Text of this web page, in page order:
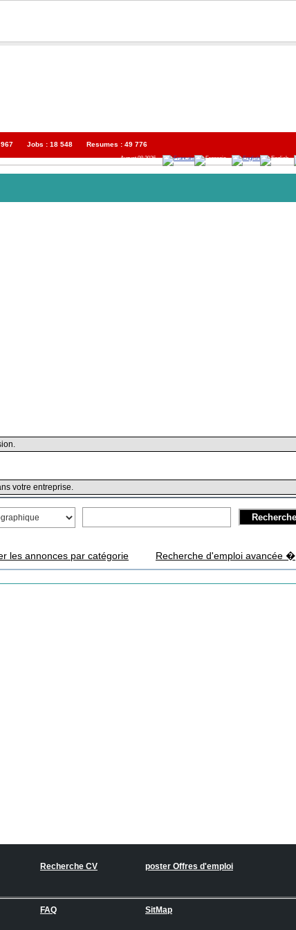
Jobs : 18 548 Resumes : 49 776
August 08 2026
votre entreprise.
les annonces par catégorie Recherche d'emploi avancée �
Recherche CV
poster Offres d'emploi
FAQ SitMap